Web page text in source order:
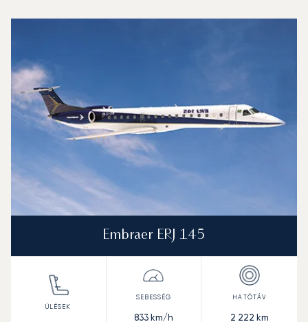
Hatótávolság (NM)
Embraer ERJ 145
833km/h 2 222 km